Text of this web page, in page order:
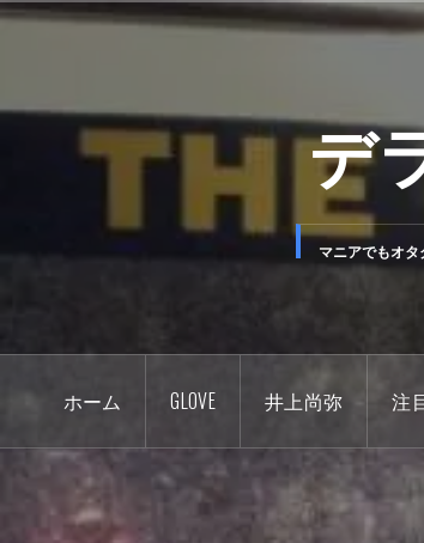
コ
ン
デ
マニアでもオ
ホーム GLOVE 井上尚弥 注